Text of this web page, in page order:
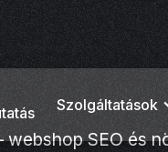
Szolgáltatások
webshop SEO és